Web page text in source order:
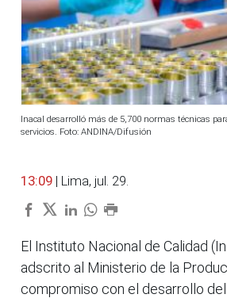
Inacal desarrolló más de 5,700 normas técnicas
servicios. Foto: ANDINA/Difusión
13:09 | Lima, jul. 29.
El Instituto Nacional de Calidad
adscrito al Ministerio de la
compromiso con el desarrollo